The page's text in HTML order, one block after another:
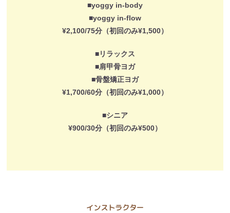
■yoggy in-body
■yoggy in-flow
¥2,100/75分（初回のみ¥1,500）
■リラックス
■肩甲骨ヨガ
■骨盤矯正ヨガ
¥1,700/60分（初回のみ¥1,000）
■シニア
¥900/30分（初回のみ¥500）
インストラクター